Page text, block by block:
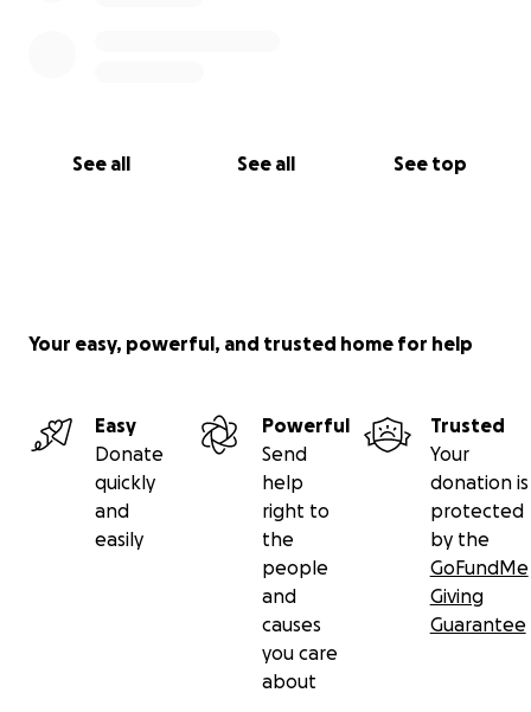
See all See all See top
Your easy, powerful, and trusted home for help
Easy
Donate
quickly
and
easily
Powerful
Send
help
right to
the
people
and
causes
you care
about
Trusted
Your
donation is
protected
by the
GoFundMe
Giving
Guarantee